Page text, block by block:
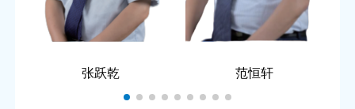
张跃乾 范恒轩